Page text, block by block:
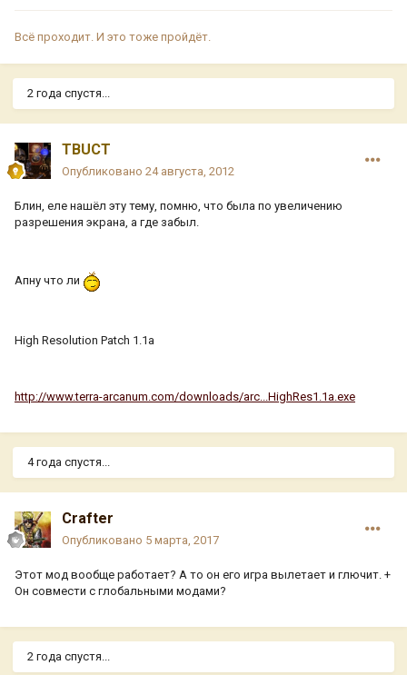
Всё проходит. И это тоже пройдёт.
2 года спустя...
TBUCT
Опубликовано 24 августа, 2012
Блин, еле нашёл эту тему, помню, что была по увеличению
разрешения экрана, а где забыл.
Апну что ли
High Resolution Patch 1.1a
http://www.terra-arcanum.com/downloads/arc...HighRes1.1a.exe
4 года спустя...
Crafter
Опубликовано 5 марта, 2017
Этот мод вообще работает? А то он его игра вылетает и глючит. +
Он совмести с глобальными модами?
2 года спустя...